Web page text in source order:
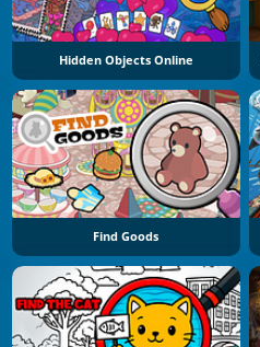
Hidden Objects Online
Find Goods